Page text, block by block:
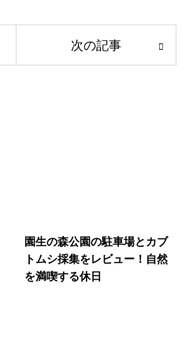
次の記事
園生の森公園の駐車場とカブ
トムシ採集をレビュー！自然
を満喫する休日